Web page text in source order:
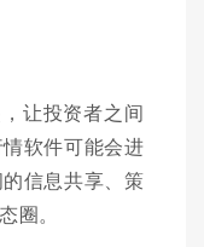
让投资者之间
软件可能会进
信息共享、策
圈。